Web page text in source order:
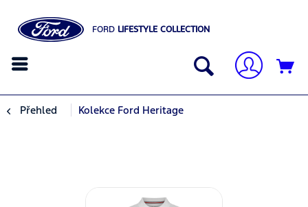
FORD LIFESTYLE COLLECTION
Přehled Kolekce Ford Heritage